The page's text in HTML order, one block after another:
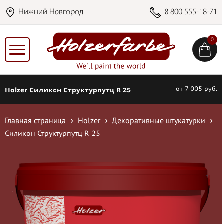
Нижний Новгород 8 800 555-18-71
0
Holzer Силикон Структурпутц R 25 от 7 005 руб.
Главная страница Holzer
Декоративные штукатурки
Силикон Структурпутц R 25